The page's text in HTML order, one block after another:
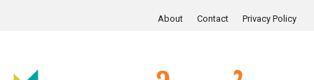
About Contact Privacy Policy